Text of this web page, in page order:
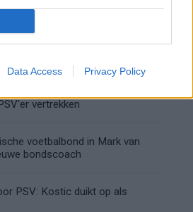
Data Access Privacy Policy
bij België met achterstand:
vertrekken
voetbalbond in Mark van
bondscoach
PSV: Kostic duikt op als